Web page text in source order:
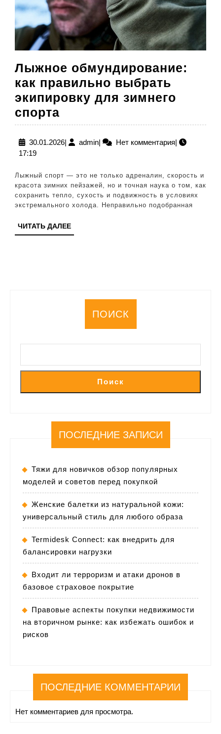
Лыжное обмундирование:
как правильно выбрать
экипировку для зимнего
спорта
обмундирование:
как
выбрать
экипировку
для
спорта
30.01.202630.01.2026
adminadminНет комментария
17:19
Лыжный спорт — это не только адреналин, скорость и
красота зимних пейзажей, но и точная наука о том, как
сохранить тепло, сухость и подвижность в условиях
экстремального холода. Неправильно подобранная
ЧИТАТЬ ДАЛЕЕЧИТАТЬ
ДАЛЕЕ
ПОИСК
Поиск
ПОСЛЕДНИЕ ЗАПИСИ
Тяжи для новичков обзор популярных
моделей и советов перед покупкой
Женские балетки из натуральной кожи:
универсальный стиль для любого образа
Termidesk Connect: как внедрить для
балансировки нагрузки
Входит ли терроризм и атаки дронов в
базовое страховое покрытие
Правовые аспекты покупки недвижимости
на вторичном рынке: как избежать ошибок и
рисков
ПОСЛЕДНИЕ КОММЕНТАРИИ
Нет комментариев для просмотра.